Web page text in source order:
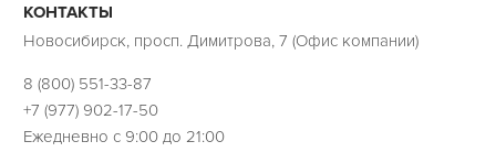
КОНТАКТЫ
Новосибирск, просп. Димитрова, 7 (Офис компании)
8 (800) 551-33-87
+7 (977) 902-17-50
Ежедневно с 9:00 до 21:00